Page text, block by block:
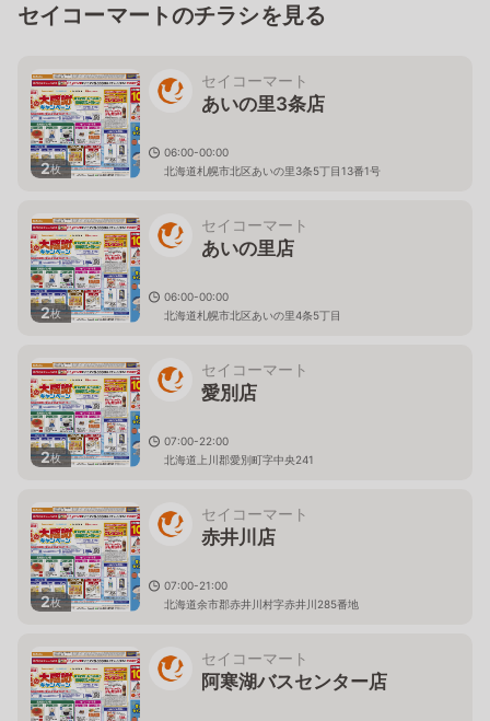
セイコーマートのチラシを見る
2枚
セイコーマート
あいの里3条店
06:00-00:00
北海道札幌市北区あいの里3条5丁目13番1号
2枚
セイコーマート
あいの里店
06:00-00:00
北海道札幌市北区あいの里4条5丁目
2枚
セイコーマート
愛別店
07:00-22:00
北海道上川郡愛別町字中央241
2枚
セイコーマート
赤井川店
07:00-21:00
北海道余市郡赤井川村字赤井川285番地
セイコーマート
阿寒湖バスセンター店